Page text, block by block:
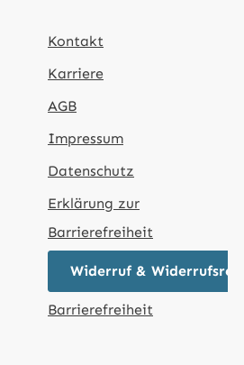
Kontakt
Karriere
AGB
Impressum
Datenschutz
Erklärung zur
Barrierefreiheit
Widerruf &
Barrierefreiheit